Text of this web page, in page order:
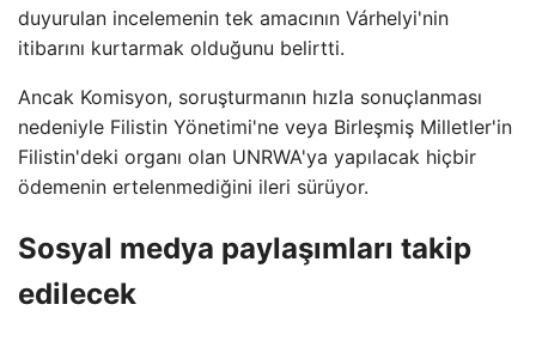
duyurulan incelemenin tek amacının Várhelyi'nin
itibarını kurtarmak olduğunu belirtti.
Ancak Komisyon, soruşturmanın hızla sonuçlanması
nedeniyle Filistin Yönetimi'ne veya Birleşmiş Milletler'in
Filistin'deki organı olan UNRWA'ya yapılacak hiçbir
ödemenin ertelenmediğini ileri sürüyor.
Sosyal medya paylaşımları takip
edilecek